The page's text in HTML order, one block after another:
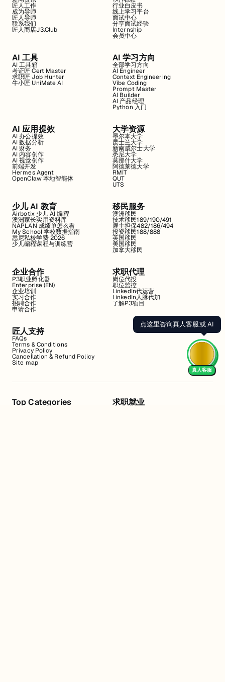
匠人工作
成为导师
匠人导师
联系我们
匠人商店J3.Club
行业白皮书
线上学习平台
面试中心
分享面试经验
Internship
会员中心
AI 工具
AI 工具箱
考证匠 Cert Master
求职匠 Job Hunter
牛小匠 UniMate AI
AI 学习方向
全部学习方向
AI Engineer
Context Engineering
Vibe Coding
Prompt Master
AI Builder
AI 产品经理
Python 入门
AI 应用提效
AI 办公提效
AI 数据分析
AI 财务
AI 内容创作
AI 视觉创作
前端开发
Hermes Agent
OpenClaw 本地智能体
大学资源
墨尔本大学
昆士兰大学
新南威尔士大学
悉尼大学
莫那什大学
阿德莱德大学
RMIT
QUT
UTS
少儿 AI 教育
Airbotix 少儿 AI 编程
澳洲家长实用资料库
NAPLAN 成绩单怎么看
My School 学校数据指南
悉尼私校学费 2026
少儿编程课程与训练营
移民服务
澳洲移民
技术移民189/190/491
雇主担保482/186/494
投资移民188/888
英国移民
美国移民
加拿大移民
企业合作
P3职业孵化器
Enterprise (EN)
企业培训
实习合作
招聘合作
申请合作
求职代理
岗位代投
职位监控
LinkedIn代运营
LinkedIn人脉代加
了解P3项目
匠人支持
FAQs
Terms & Conditions
Privacy Policy
Cancellation & Refund Policy
Site map
Top Categories 求职就业
点这里咨询真人客服或 AI
真人客服